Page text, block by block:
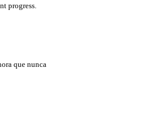
progress.
que nunca